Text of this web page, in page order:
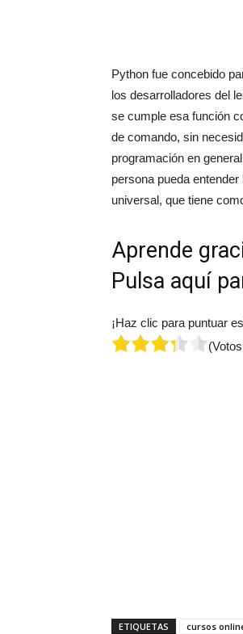
Python fue concebido
los desarrolladores del
se cumple esa función
de comando, sin
programación en
persona pueda
universal, que tiene
Aprende
Pulsa aquí
¡Haz clic para puntuar
ETIQUETAS cursos